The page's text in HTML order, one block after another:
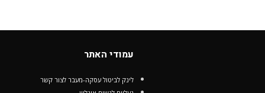
עמודי האתר
לינק לביטול עסקה-מעבר לצור קשר